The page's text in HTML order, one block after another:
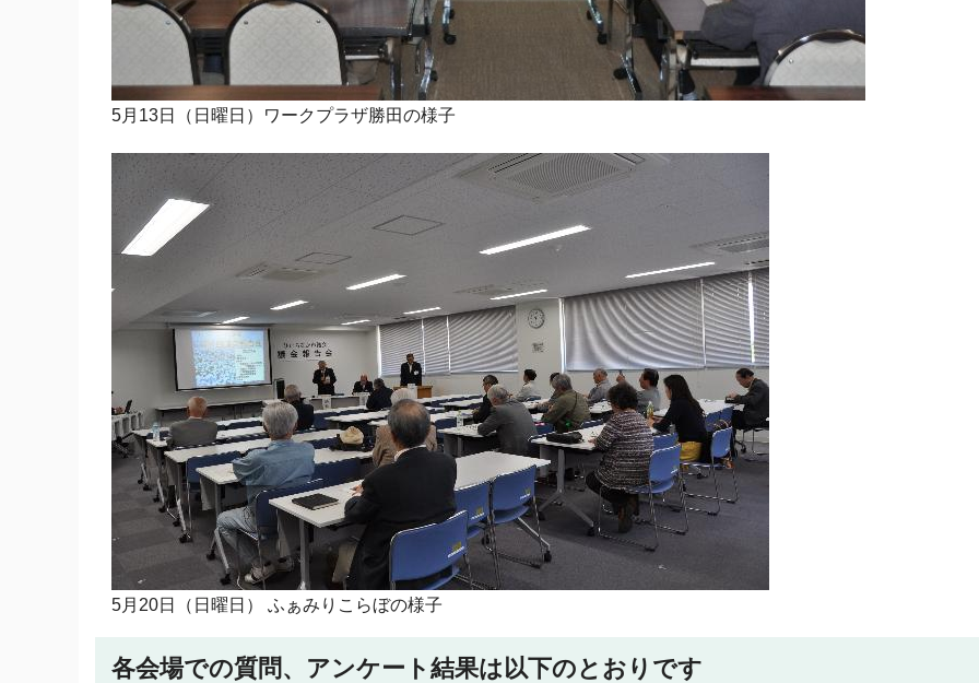
5月13日（日曜日）ワークプラザ勝田の様子
5月20日（日曜日） ふぁみりこらぼの様子
各会場での質問、アンケート結果は以下のとおりです